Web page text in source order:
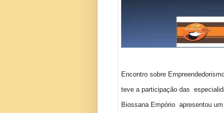
Encontro sobre
teve a participação das
Biossana Empório apresentou